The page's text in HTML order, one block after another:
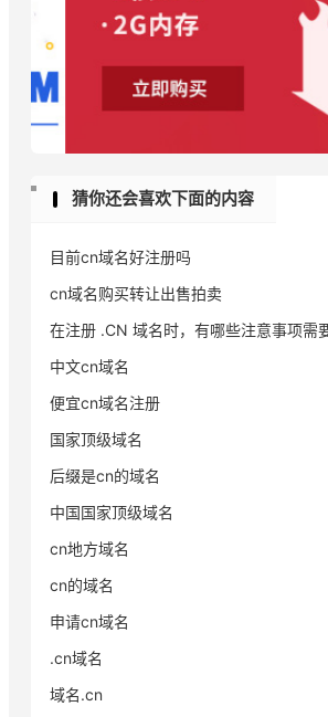
猜你还会喜欢下面的内容
目前cn域名好注册吗
cn域名购买转让出售拍卖
在注册 .CN 域名时，有哪些注意事项需
中文cn域名
便宜cn域名注册
国家顶级域名
后缀是cn的域名
中国国家顶级域名
cn地方域名
cn的域名
申请cn域名
.cn域名
域名.cn